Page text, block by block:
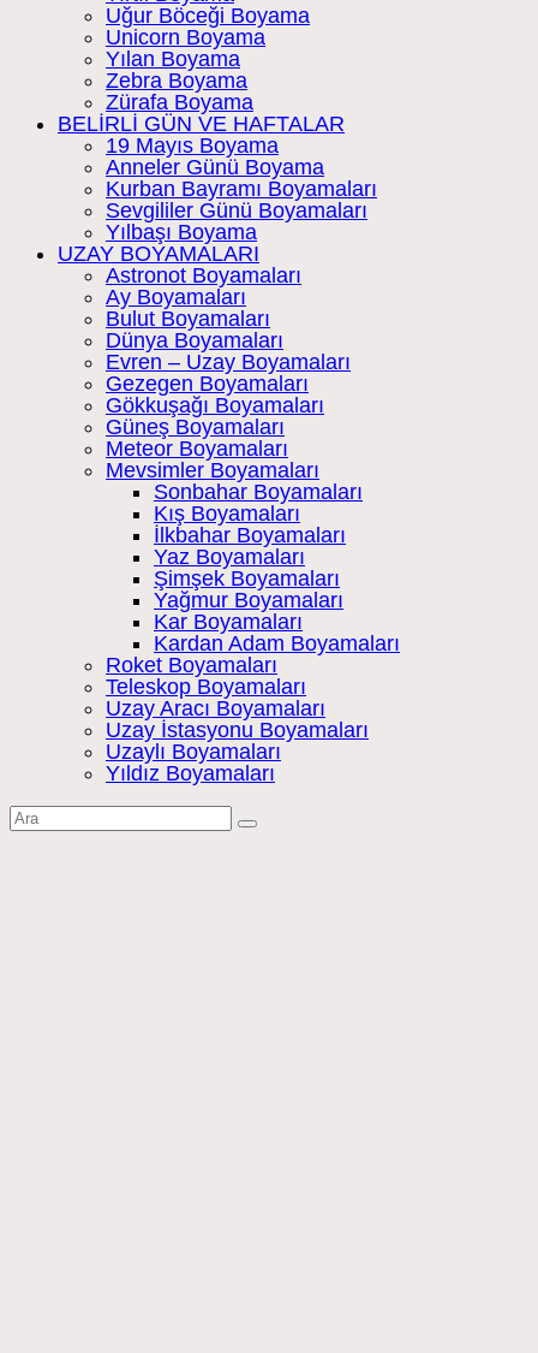
Uğur Böceği Boyama
Unicorn Boyama
Yılan Boyama
Zebra Boyama
Zürafa Boyama
BELİRLİ GÜN VE HAFTALAR
19 Mayıs Boyama
Anneler Günü Boyama
Kurban Bayramı Boyamaları
Sevgililer Günü Boyamaları
Yılbaşı Boyama
UZAY BOYAMALARI
Astronot Boyamaları
Ay Boyamaları
Bulut Boyamaları
Dünya Boyamaları
Evren – Uzay Boyamaları
Gezegen Boyamaları
Gökkuşağı Boyamaları
Güneş Boyamaları
Meteor Boyamaları
Mevsimler Boyamaları
Sonbahar Boyamaları
Kış Boyamaları
İlkbahar Boyamaları
Yaz Boyamaları
Şimşek Boyamaları
Yağmur Boyamaları
Kar Boyamaları
Kardan Adam Boyamaları
Roket Boyamaları
Teleskop Boyamaları
Uzay Aracı Boyamaları
Uzay İstasyonu Boyamaları
Uzaylı Boyamaları
Yıldız Boyamaları